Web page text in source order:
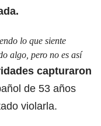
lo que siente
algo, pero no es así
capturaron
de 53 años
violarla.